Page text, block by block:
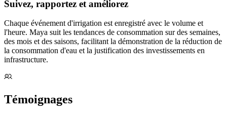
Suivez, rapportez et améliorez
Chaque événement d'irrigation est enregistré avec le volume et
l'heure. Maya suit les tendances de consommation sur des semaines,
des mois et des saisons, facilitant la démonstration de la réduction de
la consommation d'eau et la justification des investissements en
infrastructure.
Témoignages